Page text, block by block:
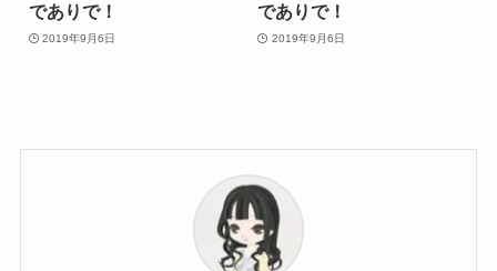
でありで！
2019年9月6日
でありで！
2019年9月6日